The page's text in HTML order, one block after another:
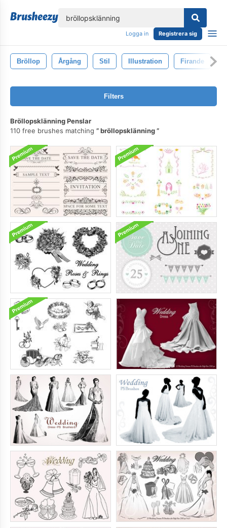
Logga in Registrera sig
Bröllop Årgång Stil Illustration Firande
Filters
Bröllopsklänning Penslar
110 free brushes matching
bröllopsklänning